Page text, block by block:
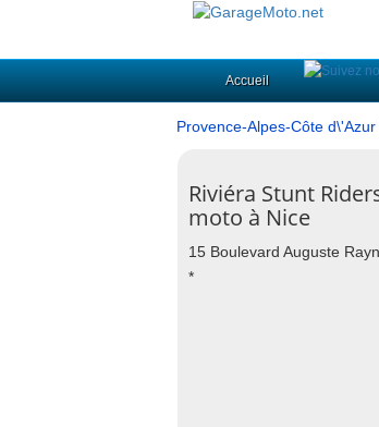
Accueil
Provence-Alpes-Côte d\'Azur
Riviéra Stunt
moto à Nice
15 Boulevard Auguste
*